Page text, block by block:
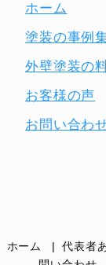
ホーム
塗装の事例
外壁塗装の
お客様の声
お問い合わ
ホーム 代表者